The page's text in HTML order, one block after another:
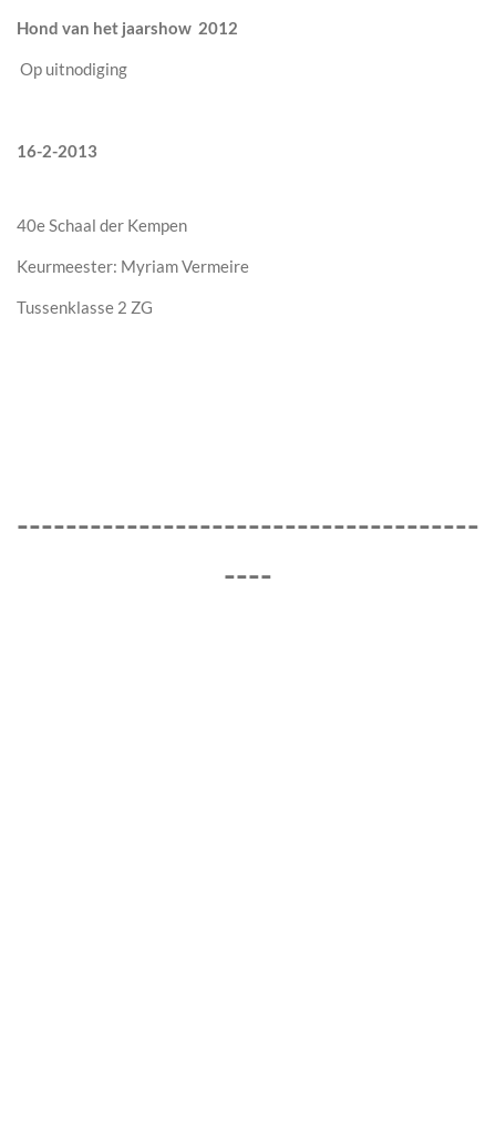
Hond van het jaarshow 2012
Op uitnodiging
16-2-2013
40e Schaal der Kempen
Keurmeester: Myriam Vermeire
Tussenklasse 2 ZG
--------------------------------------
----